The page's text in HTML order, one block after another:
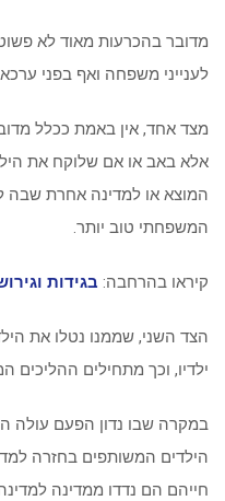
מדובר בהכרעות מאוד לא
לענייני משפחה ואף בפני
מצד אחד, אין באמת ככלל
אלא באב או אם שלוקח את
המוצא או למדינה אחרת שבה
המשפחתי טוב יותר.
קיראו בהרחבה: בגידות
הצד השני, שממנו נטלו את
ילדיו, וכך מתחילים ההליכים
במקרה שבו נדון הפעם עולה
הילדים המשותפים בחזרה
חייהם הם נדדו ממדינה